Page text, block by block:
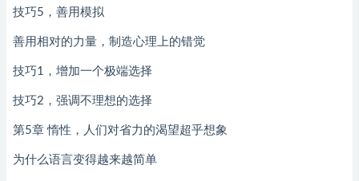
技巧5，善用模拟
善用相对的力量，制造心理上的错觉
技巧1，增加一个极端选择
技巧2，强调不理想的选择
第5章 惰性，人们对省力的渴望超乎想象
为什么语言变得越来越简单